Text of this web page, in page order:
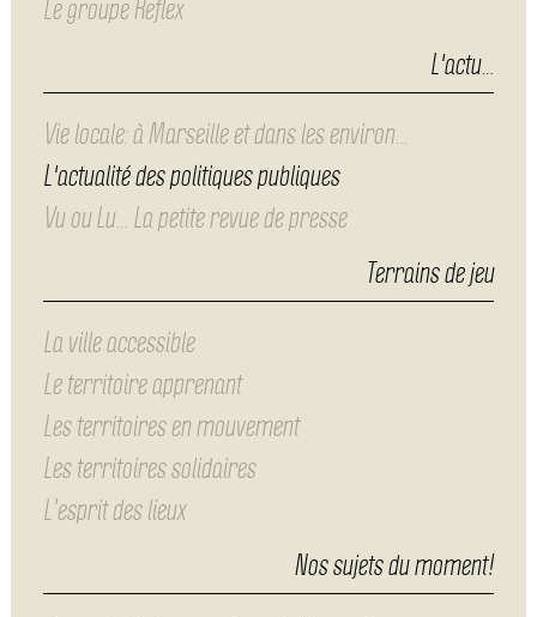
Le groupe Reflex
L'actu…
Vie locale: à Marseille et dans les environ…
L'actualité des politiques publiques
Vu ou Lu… La petite revue de presse
Terrains de jeu
La ville accessible
Le territoire apprenant
Les territoires en mouvement
Les territoires solidaires
L’esprit des lieux
Nos sujets du moment!